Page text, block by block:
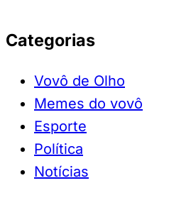
Categorias
Vovô de Olho
Memes do vovô
Esporte
Política
Notícias